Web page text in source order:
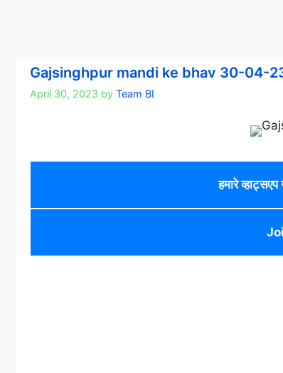
Gajsinghpur mandi ke bhav 30-04-
April 30, 2023 by Team BI
हमारे